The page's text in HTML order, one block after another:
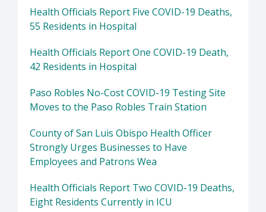
Health Officials Report Five COVID-19 Deaths,
55 Residents in Hospital
Health Officials Report One COVID-19 Death,
42 Residents in Hospital
Paso Robles No-Cost COVID-19 Testing Site
Moves to the Paso Robles Train Station
County of San Luis Obispo Health Officer
Strongly Urges Businesses to Have
Employees and Patrons Wea
Health Officials Report Two COVID-19 Deaths,
Eight Residents Currently in ICU